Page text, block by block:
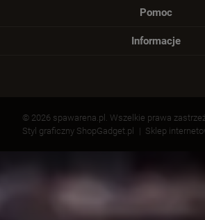
Pomoc
Informacje
© 2026 spawarena.pl. Wszelkie prawa
Styl graficzny ShopGadget.pl
Sklep